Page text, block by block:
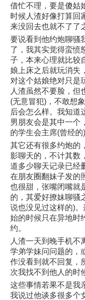
借忙不理，要是傻姑
时候人渣好像打算回
来没回去也就不了了
要说看到他约炮聊骚
了，我其实觉得蛮愤
子，本来心理就比较
娘上床之后就玩消失
对这个姑娘绝对只是
人渣虽然不要脸，但
(无意冒犯)，不敢想
后会怎么样。我知道
男朋友会是其中一个
的学生会主席(曾经的)
其它还有很多约炮的
影聊天的，不计其数
道多少聊天记录已经
在朋友圈翻妹子发的
也很甜，张嘴闭嘴就
的，其爱好撩妹聊骚
说也没见过这样的)
始的时候只在异地时
约。
人渣一天到晚手机不
学弟学妹问问题的，
作没看到就不回复，
次我找不到他人的时
这些事情若果不是我
我说过他谈多很多个